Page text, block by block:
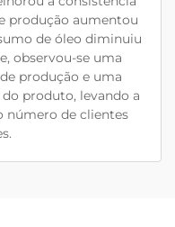
produção aumentou
de óleo diminuiu
observou-se uma
produção e uma
produto, levando a
de clientes